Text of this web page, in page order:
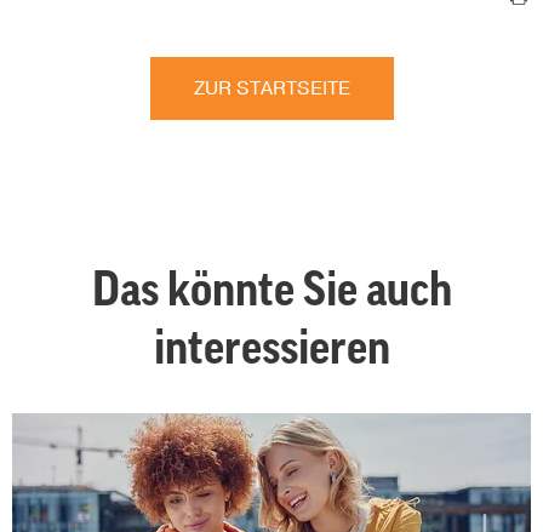
ZUR STARTSEITE
Das könnte Sie auch
interessieren